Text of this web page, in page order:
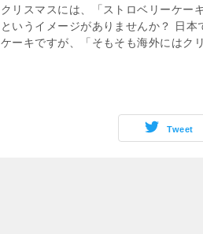
クリスマスには、「ストロベリーケー
というイメージがありませんか？ 日
ケーキですが、「そもそも海外には
Tweet